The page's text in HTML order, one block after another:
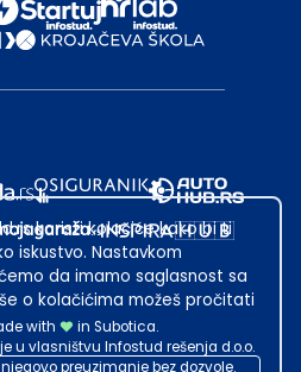
with
in Subotica.
u vlasništvu Infostud rešenja d.o.o.
preuzimanje bez dozvole.
koristi kolačiće kako bi ti
iskustvo. Nastavkom
da imamo saglasnost sa
o kolačićima možeš pročitati